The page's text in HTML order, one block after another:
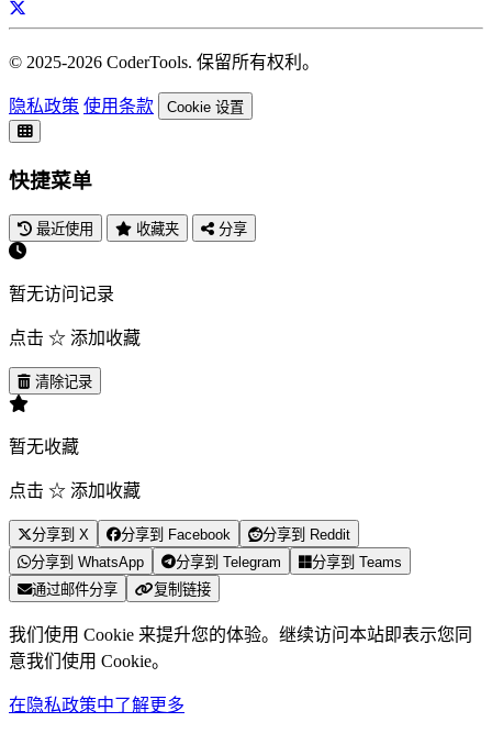
© 2025-2026 CoderTools. 保留所有权利。
隐私政策 使用条款 Cookie 设置
快捷菜单
最近使用 收藏夹 分享
暂无访问记录
点击 ☆ 添加收藏
清除记录
暂无收藏
点击 ☆ 添加收藏
分享到 X 分享到 Facebook
分享到 Reddit
分享到 WhatsApp
分享到 Telegram
分享到 Teams
通过邮件分享
复制链接
我们使用 Cookie 来提升您的体验。继续访问本站即表示您同
意我们使用 Cookie。
在隐私政策中了解更多